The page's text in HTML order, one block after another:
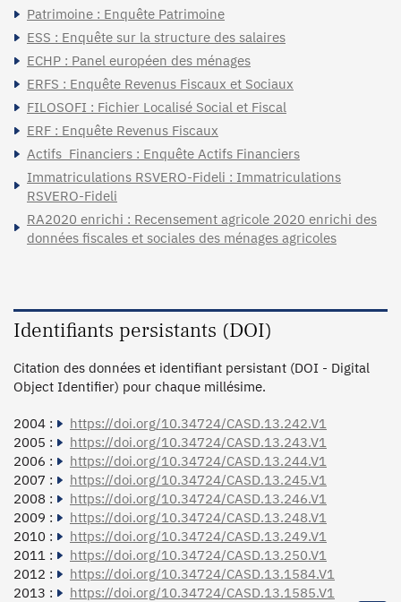
Patrimoine : Enquête Patrimoine
ESS : Enquête sur la structure des salaires
ECHP : Panel européen des ménages
ERFS : Enquête Revenus Fiscaux et Sociaux
FILOSOFI : Fichier Localisé Social et Fiscal
ERF : Enquête Revenus Fiscaux
Actifs_Financiers : Enquête Actifs Financiers
Immatriculations RSVERO-Fideli : Immatriculations
RSVERO-Fideli
RA2020 enrichi : Recensement agricole 2020 enrichi des
données fiscales et sociales des ménages agricoles
Identifiants persistants (DOI)
Citation des données et identifiant persistant (DOI - Digital
Object Identifier) pour chaque millésime.
2004 :
https://doi.org/10.34724/CASD.13.242.V1
2005 :
https://doi.org/10.34724/CASD.13.243.V1
2006 :
https://doi.org/10.34724/CASD.13.244.V1
2007 :
https://doi.org/10.34724/CASD.13.245.V1
2008 :
https://doi.org/10.34724/CASD.13.246.V1
2009 :
https://doi.org/10.34724/CASD.13.248.V1
2010 :
https://doi.org/10.34724/CASD.13.249.V1
2011 :
https://doi.org/10.34724/CASD.13.250.V1
2012 :
https://doi.org/10.34724/CASD.13.1584.V1
2013 :
https://doi.org/10.34724/CASD.13.1585.V1